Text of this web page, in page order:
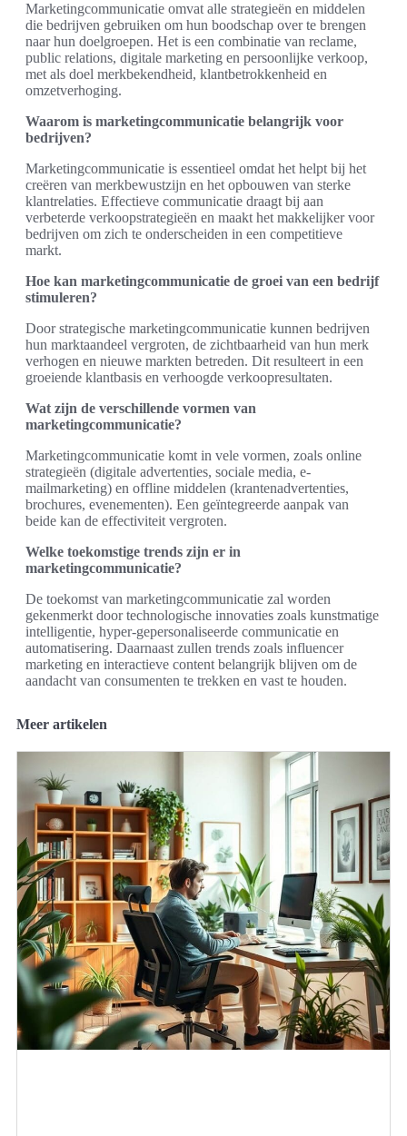
Marketingcommunicatie omvat alle strategieën en middelen
die bedrijven gebruiken om hun boodschap over te brengen
naar hun doelgroepen. Het is een combinatie van reclame,
public relations, digitale marketing en persoonlijke verkoop,
met als doel merkbekendheid, klantbetrokkenheid en
omzetverhoging.
Waarom is marketingcommunicatie belangrijk voor
bedrijven?
Marketingcommunicatie is essentieel omdat het helpt bij het
creëren van merkbewustzijn en het opbouwen van sterke
klantrelaties. Effectieve communicatie draagt bij aan
verbeterde verkoopstrategieën en maakt het makkelijker voor
bedrijven om zich te onderscheiden in een competitieve
markt.
Hoe kan marketingcommunicatie de groei van een bedrijf
stimuleren?
Door strategische marketingcommunicatie kunnen bedrijven
hun marktaandeel vergroten, de zichtbaarheid van hun merk
verhogen en nieuwe markten betreden. Dit resulteert in een
groeiende klantbasis en verhoogde verkoopresultaten.
Wat zijn de verschillende vormen van
marketingcommunicatie?
Marketingcommunicatie komt in vele vormen, zoals online
strategieën (digitale advertenties, sociale media, e-
mailmarketing) en offline middelen (krantenadvertenties,
brochures, evenementen). Een geïntegreerde aanpak van
beide kan de effectiviteit vergroten.
Welke toekomstige trends zijn er in
marketingcommunicatie?
De toekomst van marketingcommunicatie zal worden
gekenmerkt door technologische innovaties zoals kunstmatige
intelligentie, hyper-gepersonaliseerde communicatie en
automatisering. Daarnaast zullen trends zoals influencer
marketing en interactieve content belangrijk blijven om de
aandacht van consumenten te trekken en vast te houden.
Meer artikelen